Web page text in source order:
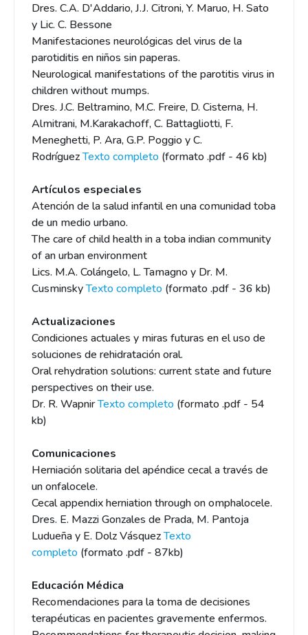
Dres. C.A. D'Addario, J.J. Citroni, Y. Maruo, H. Sato
y Lic. C. Bessone
Manifestaciones neurológicas del virus de la
parotiditis en niños sin paperas.
Neurological manifestations of the parotitis virus in
children without mumps.
Dres. J.C. Beltramino, M.C. Freire, D. Cisterna, H.
Almitrani, M.Karakachoff, C. Battagliotti, F.
Meneghetti, P. Ara, G.P. Poggio y C.
RodríguezTexto completo (formato .pdf - 46 kb)
Artículos especiales
Atención de la salud infantil en una comunidad toba
de un medio urbano.
The care of child health in a toba indian community
of an urban environment
Lics. M.A. Colángelo, L. Tamagno y Dr. M.
CusminskyTexto completo (formato .pdf - 36 kb)
Actualizaciones
Condiciones actuales y miras futuras en el uso de
soluciones de rehidratación oral.
Oral rehydration solutions: current state and future
perspectives on their use.
Dr. R. WapnirTexto completo (formato .pdf - 54
kb)
Comunicaciones
Herniación solitaria del apéndice cecal a través de
un onfalocele.
Cecal appendix herniation through on omphalocele.
Dres. E. Mazzi Gonzales de Prada, M. Pantoja
Ludueña y E. Dolz VásquezTexto
completo (formato .pdf - 87kb)
Educación Médica
Recomendaciones para la toma de decisiones
terapéuticas en pacientes gravemente enfermos.